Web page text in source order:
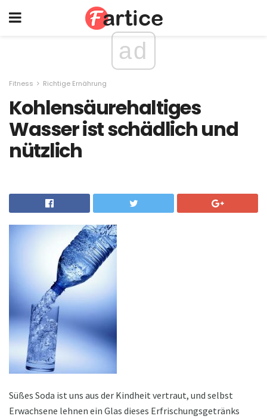
ad
Fitness Richtige Ernährung
Kohlensäurehaltiges
Wasser ist schädlich und
nützlich
Süßes Soda ist uns aus der Kindheit vertraut, und selbst
Erwachsene lehnen ein Glas dieses Erfrischungsgetränks